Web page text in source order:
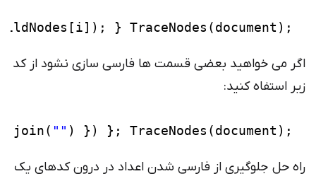
} TraceNodes(document);
اگر می خواهید بعضی قسمت ها فارسی سازی نشود از کد
زیر استفاه کنید:
"" ) }) }; TraceNodes(document);
راه حل جلوگیری از فارسی شدن اعداد در درون کدهای یک